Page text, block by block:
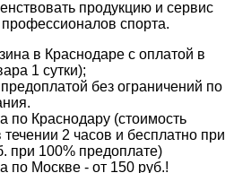
продукцию и сервис
спорта.
в Краснодаре с оплатой в
1 сутки);
без ограничений по
по Краснодару (стоимость
течении 2 часов и бесплатно при
при 100% предоплате)
по Москве - от 150 руб.!